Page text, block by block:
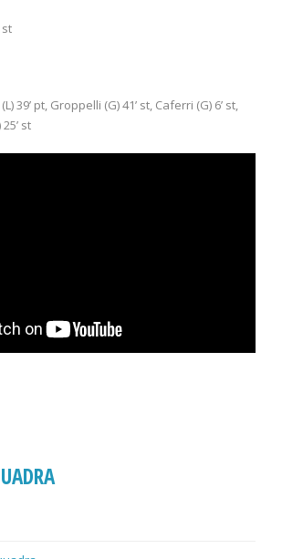
st
39’ pt, Groppelli (G) 41’ st, Caferri (G) 6’ st,
st